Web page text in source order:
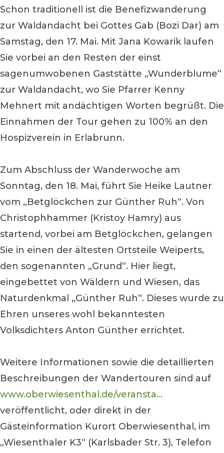
Schon traditionell ist die Benefizwanderung
zur Waldandacht bei Gottes Gab (Bozi Dar) am
Samstag, den 17. Mai. Mit Jana Kowarik laufen
Sie vorbei an den Resten der einst
sagenumwobenen Gaststätte „Wunderblume“
zur Waldandacht, wo Sie Pfarrer Kenny
Mehnert mit andächtigen Worten begrüßt. Die
Einnahmen der Tour gehen zu 100% an den
Hospizverein in Erlabrunn.
Zum Abschluss der Wanderwoche am
Sonntag, den 18. Mai, führt Sie Heike Lautner
vom „Betglöckchen zur Günther Ruh“. Von
Christophhammer (Kristoy Hamry) aus
startend, vorbei am Betglöckchen, gelangen
Sie in einen der ältesten Ortsteile Weiperts,
den sogenannten „Grund“. Hier liegt,
eingebettet von Wäldern und Wiesen, das
Naturdenkmal „Günther Ruh“. Dieses wurde zu
Ehren unseres wohl bekanntesten
Volksdichters Anton Günther errichtet.
Weitere Informationen sowie die detaillierten
Beschreibungen der Wandertouren sind auf
www.oberwiesenthal.de/veransta...
veröffentlicht, oder direkt in der
Gästeinformation Kurort Oberwiesenthal, im
„Wiesenthaler K3“ (Karlsbader Str. 3), Telefon